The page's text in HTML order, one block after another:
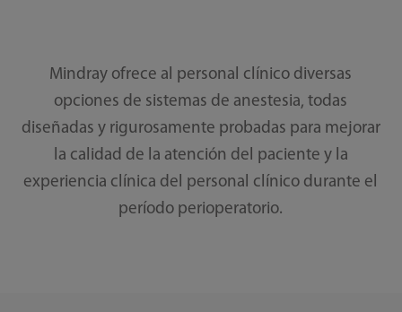
Mindray ofrece al personal clínico diversas
opciones de sistemas de anestesia, todas
diseñadas y rigurosamente probadas para mejorar
la calidad de la atención del paciente y la
experiencia clínica del personal clínico durante el
período perioperatorio.